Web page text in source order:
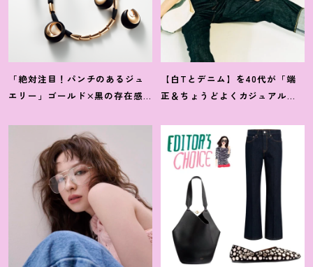
「絶対注目 ！ パンチのあるジュ
エリー」ゴールド×黒の存在感
エ】
【白Tとデニム】を40代が「端
正＆ちょうどよくカジュアル」
解説！